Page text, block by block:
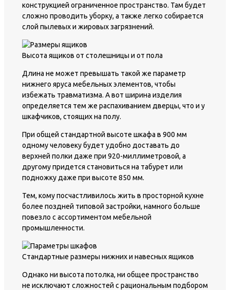
конструкцией ограниченное пространство. Там будет
сложно проводить уборку, а также легко собирается
слой пылевых и жировых загрязнений.
Высота ящиков от столешницы и от пола
Длина не может превышать такой же параметр
нижнего яруса мебельных элементов, чтобы
избежать травматизма. А вот ширина изделия
определяется тем же распахиванием дверцы, что и у
шкафчиков, стоящих на полу.
При общей стандартной высоте шкафа в 900 мм
одному человеку будет удобно доставать до
верхней полки даже при 920-миллиметровой, а
другому придется становиться на табурет или
подножку даже при высоте 850 мм.
Тем, кому посчастливилось жить в просторной кухне
более поздней типовой застройки, намного больше
повезло с ассортиментом мебельной
промышленности.
Стандартные размеры нижних и навесных ящиков
Однако ни высота потолка, ни общее пространство
не исключают сложностей с рациональным подбором